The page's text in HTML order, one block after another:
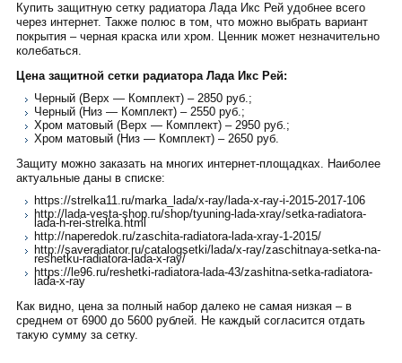
Купить защитную сетку радиатора Лада Икс Рей удобнее всего
через интернет. Также полюс в том, что можно выбрать вариант
покрытия – черная краска или хром. Ценник может незначительно
колебаться.
Цена защитной сетки радиатора Лада Икс Рей:
Черный (Верх — Комплект) – 2850 руб.;
Черный (Низ — Комплект) – 2550 руб.;
Хром матовый (Верх — Комплект) – 2950 руб.;
Хром матовый (Низ — Комплект) – 2650 руб.
Защиту можно заказать на многих интернет-площадках. Наиболее
актуальные даны в списке:
https://strelka11.ru/marka_lada/x-ray/lada-x-ray-i-2015-2017-106
http://lada-vesta-shop.ru/shop/tyuning-lada-xray/setka-radiatora-
lada-h-rei-strelka.html
http://naperedok.ru/zaschita-radiatora-lada-xray-1-2015/
http://saveradiator.ru/catalogsetki/lada/x-ray/zaschitnaya-setka-na-
reshetku-radiatora-lada-x-ray/
https://le96.ru/reshetki-radiatora-lada-43/zashitna-setka-radiatora-
lada-x-ray
Как видно, цена за полный набор далеко не самая низкая – в
среднем от 6900 до 5600 рублей. Не каждый согласится отдать
такую сумму за сетку.